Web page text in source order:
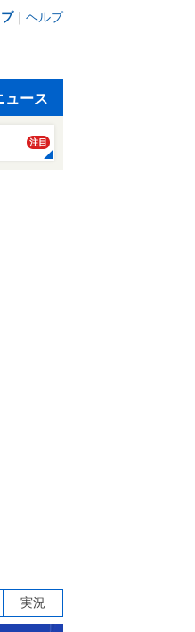
｜ ヘルプ
ュース
注目
実況